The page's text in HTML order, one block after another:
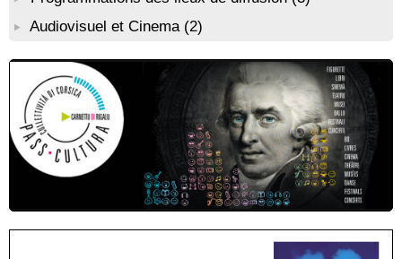
Conférence théâtralisée : "Théodore, l’homme qui voulut être
roi des Corses" animée par Benjamin Casinelli - Salle du Conseil
Conférence : "Pratiques magico-religieuses et rituels de
protection de la Corse agro-pastorale" animée par Jean-Jacques
Andreani - Bucugnà / Zonza
Residenza di scrittura di Angela Nicolai, Trà Corsica è
Sardegna - Mediateca di castagniccia Mare è monti - I Fulelli
Résidence d’écriture et de recherche de l’écrivaine Cécilia
Castelli - Institut Mémoires de l'Edition Contemporaine - Caen /
Médiathèque de Castagniccia Mare et Monti - I Fulelli
Rencontre / dédicace avec Lucrèce Luciani autour de son
livre « La ballade du pendu du Niolu» - Mediateca territuriale di
Audiovisuel et Cinema (2)